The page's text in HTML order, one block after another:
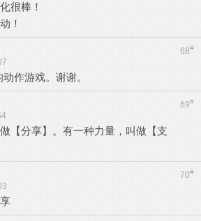
很棒！
！
68#
作游戏。谢谢。
69#
【分享】。有一种力量，叫做【支
70#